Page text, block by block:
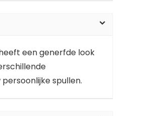
een generfde look
spullen.